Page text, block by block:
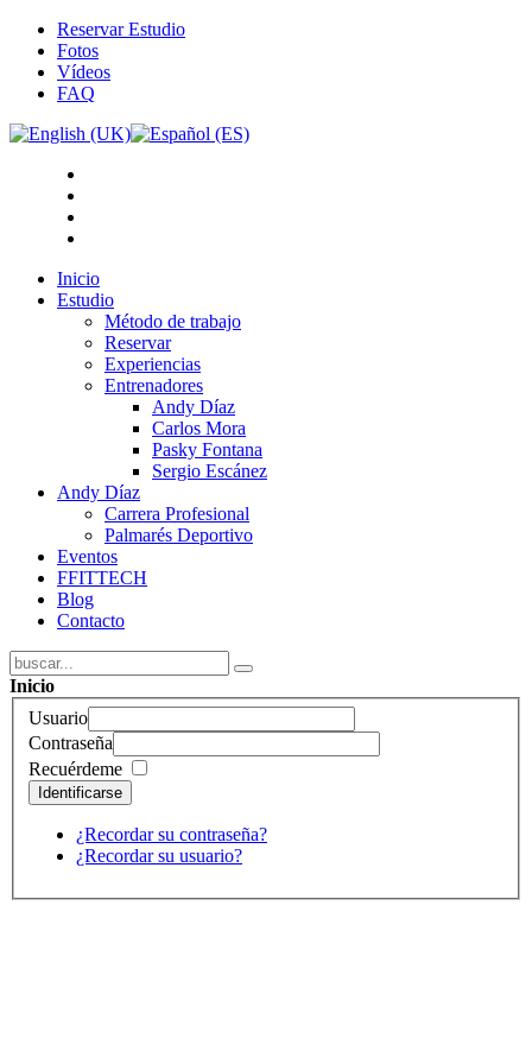
Reservar Estudio
Fotos
Vídeos
FAQ
Inicio
Estudio
Método de trabajo
Reservar
Experiencias
Entrenadores
Andy Díaz
Carlos Mora
Pasky Fontana
Sergio Escánez
Andy Díaz
Carrera Profesional
Palmarés Deportivo
Eventos
FFITTECH
Blog
Contacto
Inicio
Usuario
Contraseña
Recuérdeme
Identificarse
¿Recordar su contraseña?
¿Recordar su usuario?